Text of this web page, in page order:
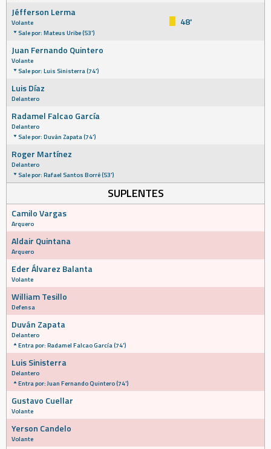
Jéfferson Lerma
Volante
Sale por: Mateus Uribe (53')
48'
Juan Fernando Quintero
Volante
Sale por: Luis Sinisterra (74')
Luis Díaz
Delantero
Radamel Falcao García
Delantero
Sale por: Duván Zapata (74')
Roger Martínez
Delantero
Sale por: Rafael Santos Borré (53')
SUPLENTES
Camilo Vargas
Arquero
Aldair Quintana
Arquero
Eder Álvarez Balanta
Volante
William Tesillo
Defensa
Duván Zapata
Delantero
Entra por: Radamel Falcao García (74')
Luis Sinisterra
Delantero
Entra por: Juan Fernando Quintero (74')
Gustavo Cuellar
Volante
Yerson Candelo
Volante